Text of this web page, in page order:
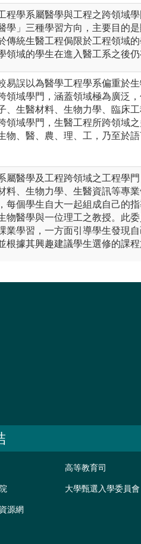
程學系屬醫學與工程之跨領域
學」三種學習方向，主要目的
傳統生醫工程侷限於工程領域
領域的學生在進入醫工系之後仍
易誤以為醫學工程學系偏重於
領域學門，涵蓋領域極為廣泛
、生醫材料、生物力學、臨床
領域學門，生醫工程所跨領域
物、醫、農、理、工，乃至於語
屬醫學及工程跨領域之工程學
料、生物力學、生醫資訊等專
每個學生自大一起組成自己的
物醫學與一位理工之教授。此
業學習，一方面引導學生發現
根據其興趣建議學生選修的課程
高等教育司
大學甄選入學委員會
源網